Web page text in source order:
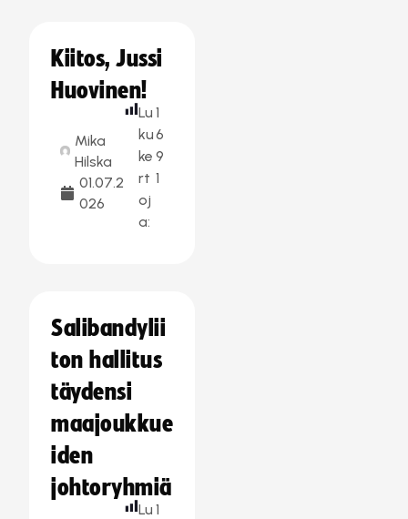
Kiitos, Jussi
Huovinen!
Mika
Hilska
01.07.2
026
Lu
ku
ke
rt
oj
a:
1
6
9
1
Salibandylii
ton hallitus
täydensi
maajoukkue
iden
johtoryhmiä
Lu 1